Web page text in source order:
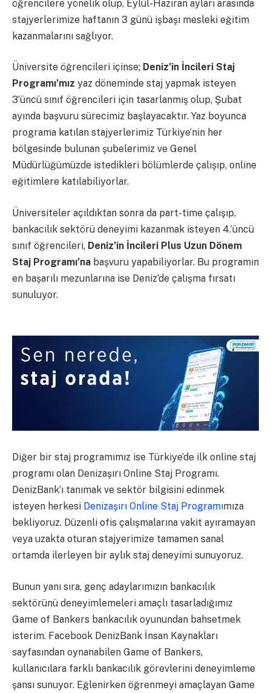
öğrencilere yönelik olup, Eylül-Haziran ayları arasında
stajyerlerimize haftanın 3 günü işbaşı mesleki eğitim
kazanmalarını sağlıyor.
Üniversite öğrencileri içinse; Deniz’in İncileri Staj
Programı’mız yaz döneminde staj yapmak isteyen
3’üncü sınıf öğrencileri için tasarlanmış olup, Şubat
ayında başvuru sürecimiz başlayacaktır. Yaz boyunca
programa katılan stajyerlerimiz Türkiye’nin her
bölgesinde bulunan şubelerimiz ve Genel
Müdürlüğümüzde istedikleri bölümlerde çalışıp, online
eğitimlere katılabiliyorlar.
Üniversiteler açıldıktan sonra da part-time çalışıp,
bankacılık sektörü deneyimi kazanmak isteyen 4.’üncü
sınıf öğrencileri, Deniz’in İncileri Plus Uzun Dönem
Staj Programı’na başvuru yapabiliyorlar. Bu programın
en başarılı mezunlarına ise Deniz’de çalışma fırsatı
sunuluyor.
Diğer bir staj programımız ise Türkiye’de ilk online staj
programı olan Denizaşırı Online Staj Programı.
DenizBank’ı tanımak ve sektör bilgisini edinmek
isteyen herkesi Denizaşırı Online Staj Programımıza
bekliyoruz. Düzenli ofis çalışmalarına vakit ayıramayan
veya uzakta oturan stajyerimize tamamen sanal
ortamda ilerleyen bir aylık staj deneyimi sunuyoruz.
Bunun yanı sıra, genç adaylarımızın bankacılık
sektörünü deneyimlemeleri amaçlı tasarladığımız
Game of Bankers bankacılık oyunundan bahsetmek
isterim. Facebook DenizBank İnsan Kaynakları
sayfasından oynanabilen Game of Bankers,
kullanıcılara farklı bankacılık görevlerini deneyimleme
şansı sunuyor. Eğlenirken öğrenmeyi amaçlayan Game